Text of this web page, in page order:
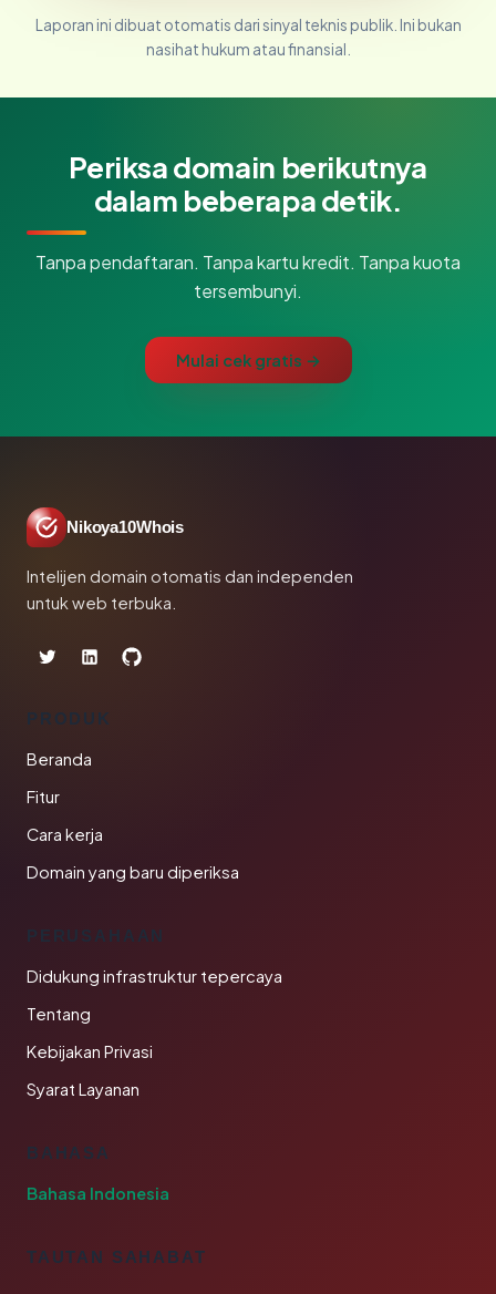
Laporan ini dibuat otomatis dari sinyal teknis publik. Ini bukan
nasihat hukum atau finansial.
Periksa domain berikutnya
dalam beberapa detik.
Tanpa pendaftaran. Tanpa kartu kredit. Tanpa kuota
tersembunyi.
Mulai cek gratis →
Nikoya10Whois
Intelijen domain otomatis dan independen
untuk web terbuka.
PRODUK
Beranda
Fitur
Cara kerja
Domain yang baru diperiksa
PERUSAHAAN
Didukung infrastruktur tepercaya
Tentang
Kebijakan Privasi
Syarat Layanan
BAHASA
Bahasa Indonesia
TAUTAN SAHABAT